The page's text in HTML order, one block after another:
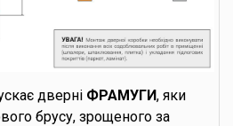
дверні ФРАМУГИ, яки
брусу, зрощеного за